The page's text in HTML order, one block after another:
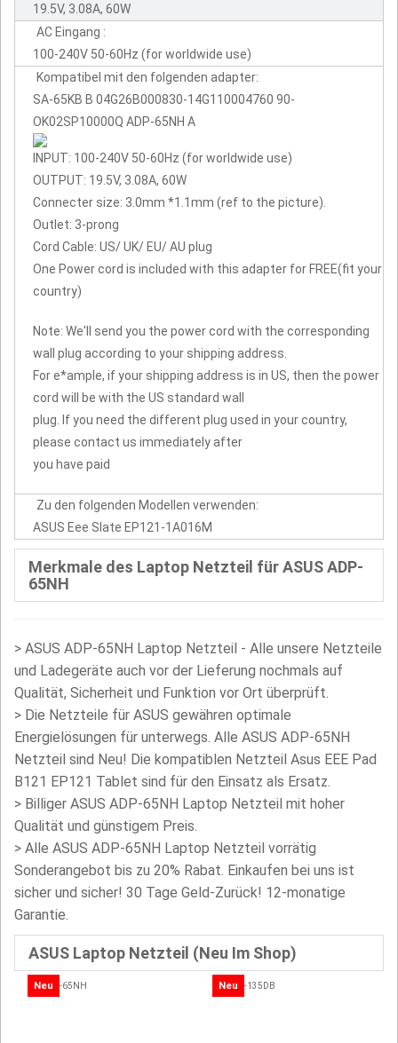
19.5V, 3.08A, 60W
AC Eingang :
100-240V 50-60Hz (for worldwide use)
Kompatibel mit den folgenden adapter:
SA-65KB B 04G26B000830-14G110004760 90-
OK02SP10000Q ADP-65NH A
INPUT: 100-240V 50-60Hz (for worldwide use)
OUTPUT: 19.5V, 3.08A, 60W
Connecter size: 3.0mm *1.1mm (ref to the picture).
Outlet: 3-prong
Cord Cable: US/ UK/ EU/ AU plug
One Power cord is included with this adapter for FREE(fit your
country)
Note: We'll send you the power cord with the corresponding
wall plug according to your shipping address.
For e*ample, if your shipping address is in US, then the power
cord will be with the US standard wall
plug. If you need the different plug used in your country,
please contact us immediately after
you have paid
Zu den folgenden Modellen verwenden:
ASUS Eee Slate EP121-1A016M
Merkmale des Laptop Netzteil für ASUS ADP-
65NH
> ASUS ADP-65NH Laptop Netzteil - Alle unsere Netzteile
und Ladegeräte auch vor der Lieferung nochmals auf
Qualität, Sicherheit und Funktion vor Ort überprüft.
> Die Netzteile für ASUS gewähren optimale
Energielösungen für unterwegs. Alle ASUS ADP-65NH
Netzteil sind Neu! Die kompatiblen Netzteil Asus EEE Pad
B121 EP121 Tablet sind für den Einsatz als Ersatz.
> Billiger ASUS ADP-65NH Laptop Netzteil mit hoher
Qualität und günstigem Preis.
> Alle ASUS ADP-65NH Laptop Netzteil vorrätig
Sonderangebot bis zu 20% Rabat. Einkaufen bei uns ist
sicher und sicher! 30 Tage Geld-Zurück! 12-monatige
Garantie.
ASUS Laptop Netzteil (Neu Im Shop)
Neu Neu